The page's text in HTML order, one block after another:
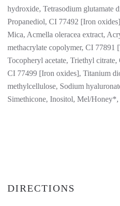
hydroxide, Tetrasodium glutamate
Propanediol, CI 77492 [Iron
Mica, Acmella oleracea extract,
methacrylate copolymer, CI 77891
Tocopheryl acetate, Triethyl
CI 77499 [Iron oxides], Titanium
methylcellulose, Sodium
Simethicone, Inositol, Mel/
DIRECTIONS